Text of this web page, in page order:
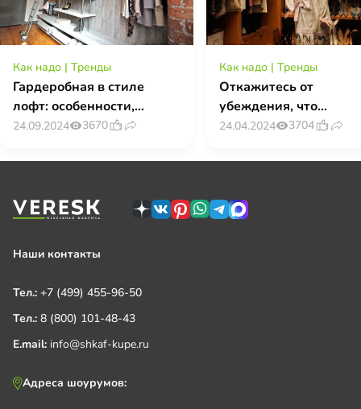
Как надо | Тренды
Гардеробная в стиле
лофт: особенности,
дизайн и практичные
24.09.2024 3670
Как надо | Тренды
Откажитесь от
убеждения, что
гардеробная
24.04.2024 3704
Наши контакты
Тел.: +7 (499) 455-96-50
Тел.: 8 (800) 101-48-43
E.mail: info@shkaf-kupe.ru
Адреса шоурумов: